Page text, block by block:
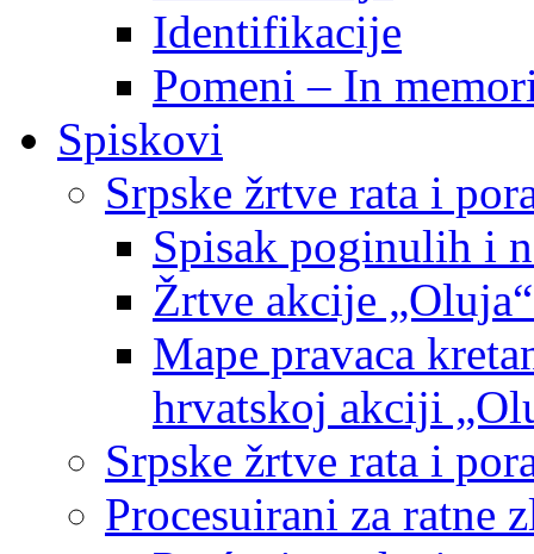
Identifikacije
Pomeni – In
Spiskovi
Srpske žrtve rata i
Spisak poginulih i
Žrtve akcije
Mape pravaca
hrvatskoj akciji
Srpske žrtve rata i
Procesuirani za ratne